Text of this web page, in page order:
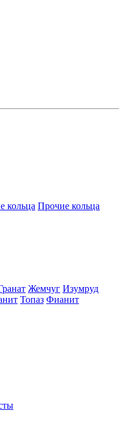
кольца Прочие кольца
Жемчуг Изумруд
Топаз Фианит